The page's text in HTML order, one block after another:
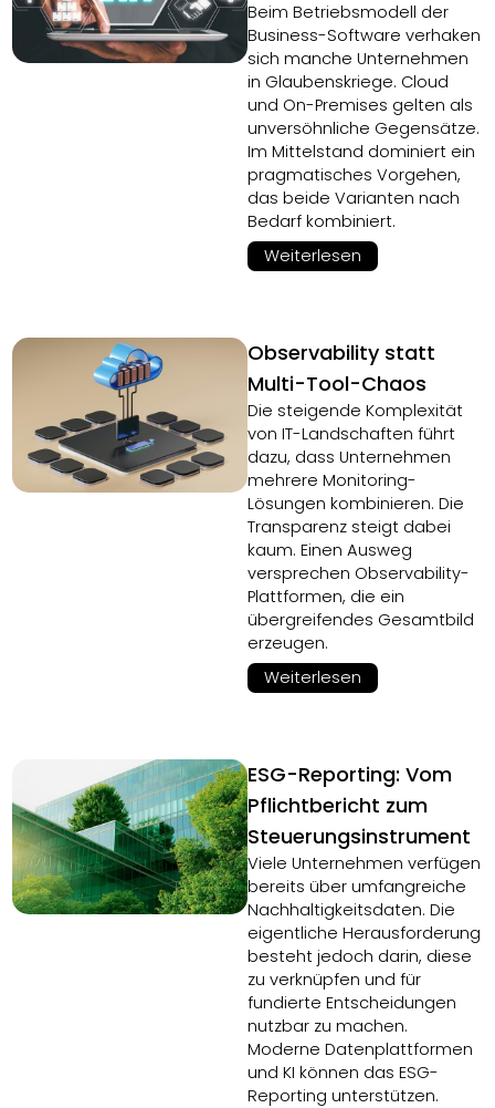
Beim Betriebsmodell der
Business-Software verhaken
sich manche Unternehmen
in Glaubenskriege. Cloud
und On-Premises gelten als
unversöhnliche Gegensätze.
Im Mittelstand dominiert ein
pragmatisches Vorgehen,
das beide Varianten nach
Bedarf kombiniert.
Weiterlesen
Observability statt
Multi-Tool-Chaos
Die steigende Komplexität
von IT-Landschaften führt
dazu, dass Unternehmen
mehrere Monitoring-
Lösungen kombinieren. Die
Transparenz steigt dabei
kaum. Einen Ausweg
versprechen Observability-
Plattformen, die ein
übergreifendes Gesamtbild
erzeugen.
Weiterlesen
ESG-Reporting: Vom
Pflichtbericht zum
Steuerungsinstrument
Viele Unternehmen verfügen
bereits über umfangreiche
Nachhaltigkeitsdaten. Die
eigentliche Herausforderung
besteht jedoch darin, diese
zu verknüpfen und für
fundierte Entscheidungen
nutzbar zu machen.
Moderne Datenplattformen
und KI können das ESG-
Reporting unterstützen.